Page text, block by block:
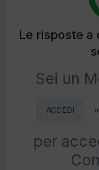
Le risposte a
Sei un
ACCEDI
per